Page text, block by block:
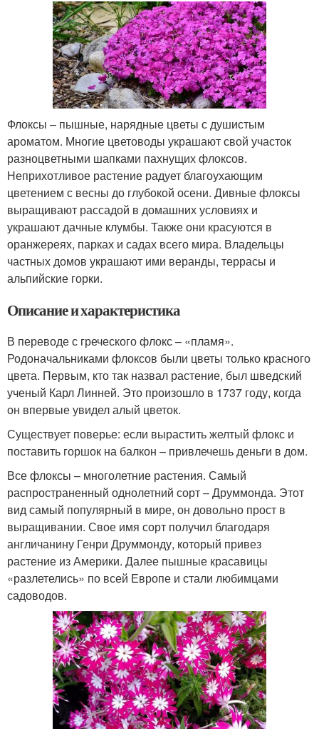
Флоксы – пышные, нарядные цветы с душистым
ароматом. Многие цветоводы украшают свой участок
разноцветными шапками пахнущих флоксов.
Неприхотливое растение радует благоухающим
цветением с весны до глубокой осени. Дивные флоксы
выращивают рассадой в домашних условиях и
украшают дачные клумбы. Также они красуются в
оранжереях, парках и садах всего мира. Владельцы
частных домов украшают ими веранды, террасы и
альпийские горки.
Описание и характеристика
В переводе с греческого флокс – «пламя».
Родоначальниками флоксов были цветы только красного
цвета. Первым, кто так назвал растение, был шведский
ученый Карл Линней. Это произошло в 1737 году, когда
он впервые увидел алый цветок.
Существует поверье: если вырастить желтый флокс и
поставить горшок на балкон – привлечешь деньги в дом.
Все флоксы – многолетние растения. Самый
распространенный однолетний сорт – Друммонда. Этот
вид самый популярный в мире, он довольно прост в
выращивании. Свое имя сорт получил благодаря
англичанину Генри Друммонду, который привез
растение из Америки. Далее пышные красавицы
«разлетелись» по всей Европе и стали любимцами
садоводов.